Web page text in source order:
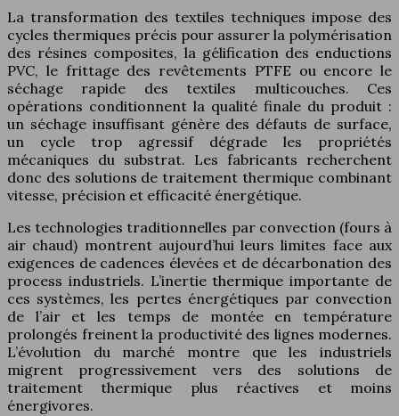
La transformation des textiles techniques impose des
cycles thermiques précis pour assurer la polymérisation
des résines composites, la gélification des enductions
PVC, le frittage des revêtements PTFE ou encore le
séchage rapide des textiles multicouches. Ces
opérations conditionnent la qualité finale du produit :
un séchage insuffisant génère des défauts de surface,
un cycle trop agressif dégrade les propriétés
mécaniques du substrat. Les fabricants recherchent
donc des solutions de traitement thermique combinant
vitesse, précision et efficacité énergétique.
Les technologies traditionnelles par convection (fours à
air chaud) montrent aujourd’hui leurs limites face aux
exigences de cadences élevées et de décarbonation des
process industriels. L’inertie thermique importante de
ces systèmes, les pertes énergétiques par convection
de l’air et les temps de montée en température
prolongés freinent la productivité des lignes modernes.
L’évolution du marché montre que les industriels
migrent progressivement vers des solutions de
traitement thermique plus réactives et moins
énergivores.